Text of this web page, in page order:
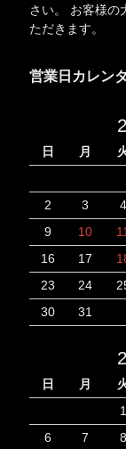
さい。 お客様の
ただきます。
営業日カレン
日 月
2
3 4
9
10
16
17
23
24
30
31
日 月
1
6
7 8